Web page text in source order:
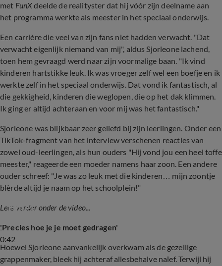
met FunXdeelde de realityster dat hij vóór zijn deelname aan
het programma werkte als meester in het speciaal onderwijs.
Een carrière die veel van zijn fans niet hadden verwacht. "Dat
verwacht eigenlijk niemand van mij", aldus Sjorleone lachend,
toen hem gevraagd werd naar zijn voormalige baan. "Ik vind
kinderen hartstikke leuk. Ik was vroeger zelf wel een boefje en ik
werkte zelf in het speciaal onderwijs. Dat vond ik fantastisch, al
die gekkigheid, kinderen die weglopen, die op het dak klimmen.
Ik ging er altijd achteraan en voor mij was het fantastisch."
Sjorleone was blijkbaar zeer geliefd bij zijn leerlingen. Onder een
TikTok-fragment van het interview verschenen reacties van
zowel oud-leerlingen, als hun ouders "Hij vond jou een heel toffe
meester," reageerde een moeder namens haar zoon. Een andere
ouder schreef: "Je was zo leuk met die kinderen… mijn zoontje
blèrde altijd je naam op het schoolplein!"
Lees verder onder de video...
0:42
Sjorleone is ontslagen na deelname Paradise
Hotel
'Precies hoe je je moet gedragen'
Hoewel Sjorleone aanvankelijk overkwam als de gezellige
grappenmaker, bleek hij achteraf allesbehalve naïef. Terwijl hij